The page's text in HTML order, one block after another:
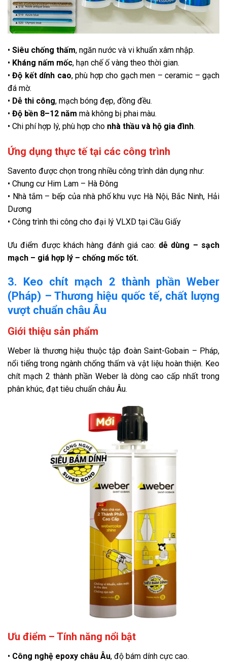
• Siêu chống thấm, ngăn nước và vi khuẩn xâm nhập.
• Kháng nấm mốc, hạn chế ố vàng theo thời gian.
•Độ kết dính cao, phù hợp cho gạch men – ceramic – gạch
đá mờ.
• Dễ thi công, mạch bóng đẹp, đồng đều.
• Độ bền 8–12 năm mà không bị phai màu.
• Chi phí hợp lý, phù hợp cho nhà thầu và hộ gia đình.
Ứng dụng thực tế tại các công trình
Savento được chọn trong nhiều công trình dân dụng như:
• Chung cư Him Lam – Hà Đông
• Nhà tắm – bếp của nhà phố khu vực Hà Nội, Bắc Ninh, Hải
Dương
• Công trình thi công cho đại lý VLXD tại Cầu Giấy
Ưu điểm được khách hàng đánh giá cao: dễ dùng – sạch
mạch – giá hợp lý – chống mốc tốt.
3. Keo chít mạch 2 thành phần Weber
(Pháp) – Thương hiệu quốc tế, chất lượng
vượt chuẩn châu Âu
Giới thiệu sản phẩm
Weber là thương hiệu thuộc tập đoàn Saint-Gobain – Pháp,
nổi tiếng trong ngành chống thấm và vật liệu hoàn thiện. Keo
chít mạch 2 thành phần Weber là dòng cao cấp nhất trong
phân khúc, đạt tiêu chuẩn châu Âu.
Ưu điểm – Tính năng nổi bật
• Công nghệ epoxy châu Âu, độ bám dính cực cao.